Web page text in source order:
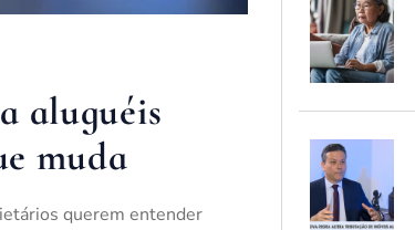
aluguéis
muda
querem entender